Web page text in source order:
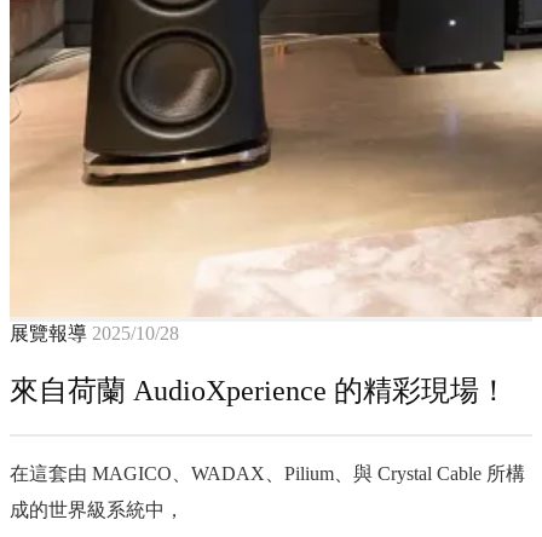
展覽報導 2025/10/28
來自荷蘭 AudioXperience 的精彩現場！
在這套由 MAGICO、WADAX、Pilium、與 Crystal Cable 所構
成的世界級系統中，